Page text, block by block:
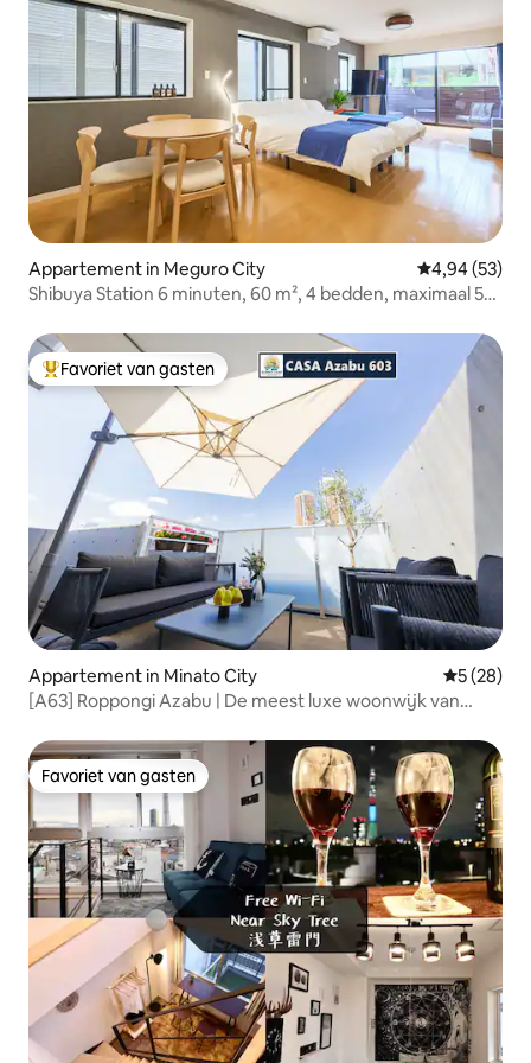
Appartement in Meguro City Gemiddelde
4,94 (53)
Shibuya Station 6 minuten, 60 m², 4 bedden, maximaal 5
privéterras, begane grond
Topfavoriet van gasten
Favoriet van gasten
Appartement in Minato City
5 (28)
[A63] Roppongi Azabu | De meest luxe woonwijk van
Tower | 5.
Favoriet van gasten
Favoriet van gasten